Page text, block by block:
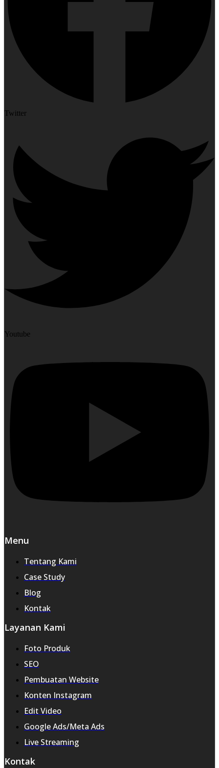
Twitter
Youtube
Menu
Tentang Kami
Case Study
Blog
Kontak
Layanan Kami
Foto Produk
SEO
Pembuatan Website
Konten Instagram
Edit Video
Google Ads/Meta Ads
Live Streaming
Kontak